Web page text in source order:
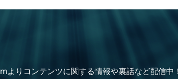
よりコンテンツに関する情報や裏話など配信中